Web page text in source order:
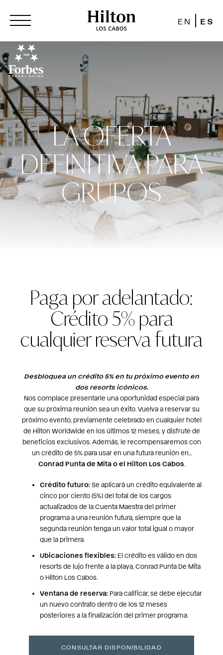
EN ES
LA OFERTA
DEFINITIVA PARA
GRUPOS
Paga por adelantado:
Crédito 5% para
cualquier reserva futura
Desbloquea un crédito 5% en tu próximo evento en
dos resorts icónicos.
Nos complace presentarle una oportunidad especial para
que su próxima reunión sea un éxito. Vuelva a reservar su
próximo evento, previamente celebrado en cualquier hotel
de Hilton Worldwide en los últimos 12 meses, y disfrute de
beneficios exclusivos. Además, le recompensaremos con
un crédito de 5% para usar en una futura reunión en...
Conrad Punta de Mita o el Hilton Los Cabos
Crédito futuro: Se aplicará un crédito equivalente al
cinco por ciento (5%) del total de los cargos
actualizados de la Cuenta Maestra del primer
programa a una reunión futura, siempre que la
segunda reunión tenga un valor total igual o mayor
que la primera.
Ubicaciones flexibles: El crédito es válido en dos
resorts de lujo frente a la playa, Conrad Punta De Mita
o Hilton Los Cabos.
Ventana de reserva: Para calificar, se debe ejecutar
un nuevo contrato dentro de los 12 meses
posteriores a la finalización del primer programa.
CONSULTAR DISPONIBILIDAD